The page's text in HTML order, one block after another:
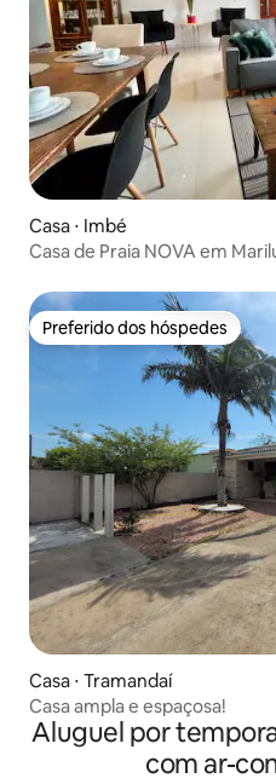
Casa ⋅ Imbé
Casa de Praia NOVA em
Preferido dos hóspedes
Preferido dos hóspedes
Casa ⋅ Tramandaí
Casa ampla e espaçosa!
Aluguel por
com ar-